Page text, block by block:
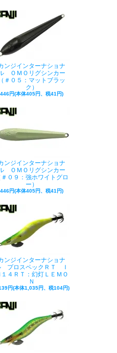
ンジインターナショナ
ＯＭＯリグシンカー
（＃０５：マットブラッ
ク）
446円(本体405円、税41円)
ンジインターナショナ
ＯＭＯリグシンカー
＃０９：強ホワイトグロ
ー）
446円(本体405円、税41円)
ンジインターナショナ
プロスペックＲＴ Ｉ
１４ＲＴ：幻灯ＬＥＭＯ
Ｎ
円(本体1,035円、税104円)